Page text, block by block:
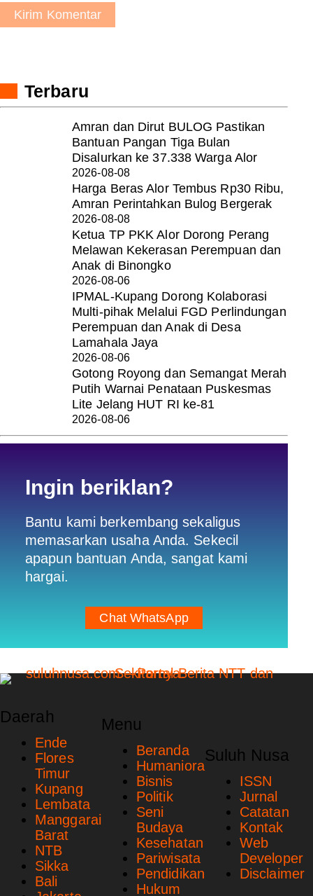
Kirim Komentar
Terbaru
Amran dan Dirut BULOG Pastikan
Bantuan Pangan Tiga Bulan
Disalurkan ke 37.338 Warga Alor
2026-08-08
Harga Beras Alor Tembus Rp30 Ribu,
Amran Perintahkan Bulog Bergerak
2026-08-08
Ketua TP PKK Alor Dorong Perang
Melawan Kekerasan Perempuan dan
Anak di Binongko
2026-08-06
IPMAL-Kupang Dorong Kolaborasi
Multi-pihak Melalui FGD Perlindungan
Perempuan dan Anak di Desa
Lamahala Jaya
2026-08-06
Gotong Royong dan Semangat Merah
Putih Warnai Penataan Puskesmas
Lite Jelang HUT RI ke-81
2026-08-06
Ingin beriklan?
Bantu kami berkembang sekaligus
memasarkan usaha Anda. Sekecil
apapun bantuan Anda, sangat kami
hargai.
Chat WhatsApp
Daerah
Ende
Flores
Timur
Kupang
Lembata
Manggarai
Barat
NTB
Sikka
Bali
Menu
Beranda
Humaniora
Bisnis
Politik
Seni
Budaya
Kesehatan
Pariwisata
Pendidikan
Hukum
Suluh Nusa
ISSN
Jurnal
Catatan
Kontak
Web
Developer
Disclaimer